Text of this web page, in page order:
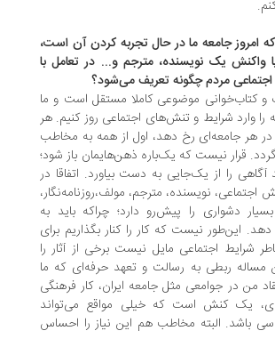
جامعه ما در حال تجربه کردن آن است،
یک نویسنده، مترجم و... در تعامل با
مردم چگونه تعریف می‌شود؟
موضوعی کاملا مستقل است و ما
شرایط و تنش‌های اجتماعی روز کنیم. هر
رخ دهد، اول از همه به مخاطب
نیست که یک‌باره ذهن‌هایمان باز شود؛
را از یک‌جایی به دست بیاورد. اتفاقا در
نویسنده، مترجم، مولف،روزنامه‌‌نگار،
را پیش‌رو دارد؛ چراکه باید به
نیست که کار را کنار بگذاریم برای
اجتماعی مایل نیست برخی از آثار را
ربطی به رسالت و تعهد حرفه‌ای که ما
جوامعی مثل جامعه ایران، کار فرهنگی
کنش است که خیلی مواقع می‌تواند
البته مخاطب هم این نیاز را احساس